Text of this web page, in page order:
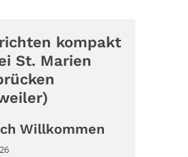
kompakt
St. Marien
Willkommen